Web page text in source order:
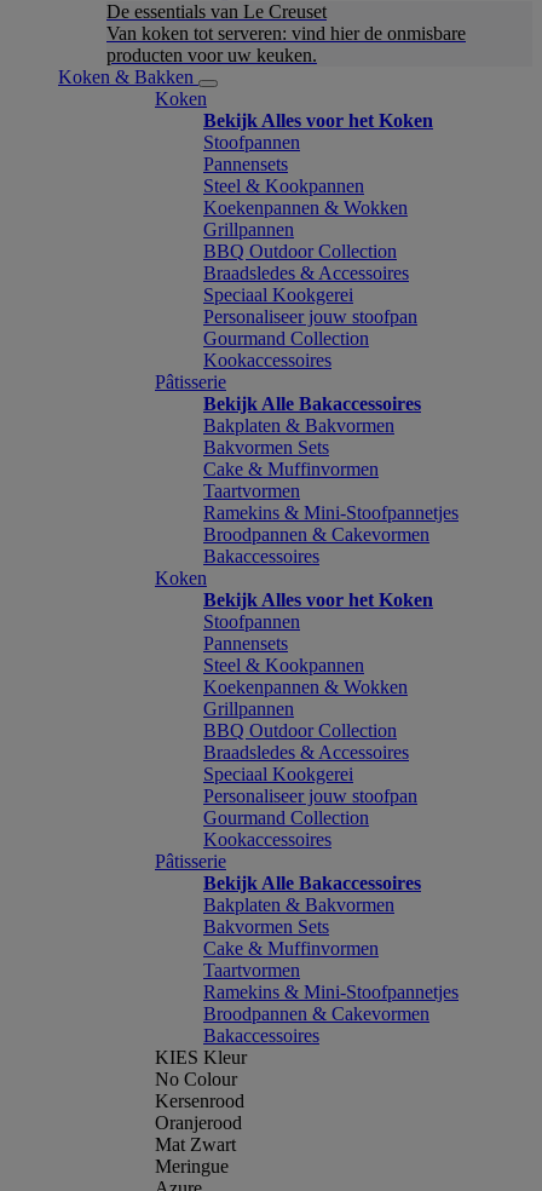
De essentials van Le Creuset
Van koken tot serveren: vind hier de onmisbare
producten voor uw keuken.
Koken & Bakken
Koken
Bekijk Alles voor het Koken
Stoofpannen
Pannensets
Steel & Kookpannen
Koekenpannen & Wokken
Grillpannen
BBQ Outdoor Collection
Braadsledes & Accessoires
Speciaal Kookgerei
Personaliseer jouw stoofpan
Gourmand Collection
Kookaccessoires
Pâtisserie
Bekijk Alle Bakaccessoires
Bakplaten & Bakvormen
Bakvormen Sets
Cake & Muffinvormen
Taartvormen
Ramekins & Mini-Stoofpannetjes
Broodpannen & Cakevormen
Bakaccessoires
Koken
Bekijk Alles voor het Koken
Stoofpannen
Pannensets
Steel & Kookpannen
Koekenpannen & Wokken
Grillpannen
BBQ Outdoor Collection
Braadsledes & Accessoires
Speciaal Kookgerei
Personaliseer jouw stoofpan
Gourmand Collection
Kookaccessoires
Pâtisserie
Bekijk Alle Bakaccessoires
Bakplaten & Bakvormen
Bakvormen Sets
Cake & Muffinvormen
Taartvormen
Ramekins & Mini-Stoofpannetjes
Broodpannen & Cakevormen
Bakaccessoires
KIES Kleur
No Colour
Kersenrood
Oranjerood
Mat Zwart
Meringue